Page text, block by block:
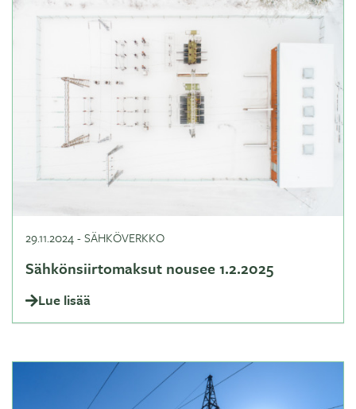
29.11.2024-SÄHKÖVERKKO
Sähkönsiirtomaksut nousee 1.2.2025
Lue lisää